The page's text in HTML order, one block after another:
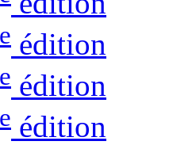
édition
édition
édition